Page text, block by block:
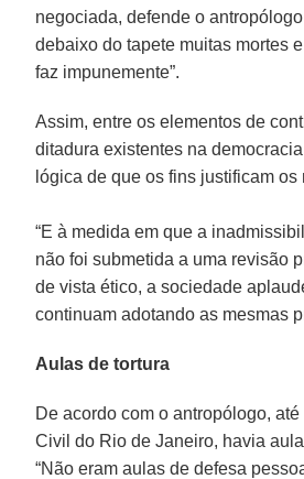
negociada, defende o
debaixo do tapete muitas mortes
faz impunemente”.
Assim, entre os elementos de
ditadura existentes na
lógica de que os fins justificam os
“E à medida em que a
não foi submetida a uma revisão
de vista ético, a sociedade
continuam adotando as mesmas
Aulas de tortura
De acordo com o antropólogo,
Civil do Rio de Janeiro, havia
“Não eram aulas de defesa